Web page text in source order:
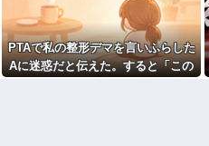
【怒報】電車乗り込みぼく
「おっ、可愛いミニスカＯＬち
ゃんの隣あいてんじゃん！座っ
たろ！」→結果w w w w w w w
w
【淫夢悲報】野獣亭の前、と
PTAで私の整形デマを言いふらした
Aに迷惑だと伝えた。すると「この